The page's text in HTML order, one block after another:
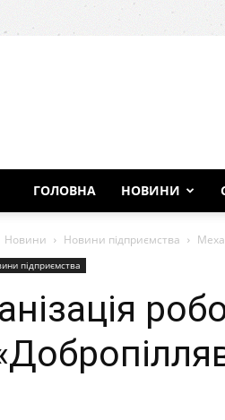
ГОЛОВНА НОВИНИ
Новини Новини підприємства
підприємства